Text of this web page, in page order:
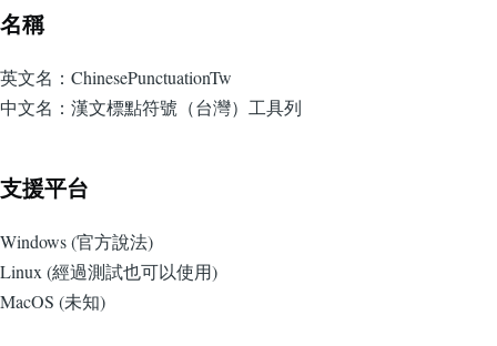
名稱
英文名：ChinesePunctuationTw
中文名：漢文標點符號（台灣）工具列
支援平台
Windows (官方說法)
Linux (經過測試也可以使用)
MacOS (未知)